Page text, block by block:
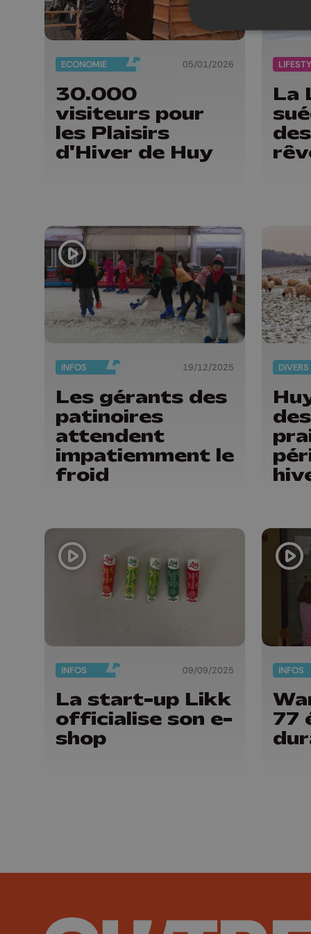
ECONOMIE 05/01/2026
30.000
visiteurs pour
les Plaisirs
d'Hiver de Huy
La
INFOS 19/12/2025
Les gérants des
patinoires
attendent
impatiemment le
froid
DIVERS
INFOS 09/09/2025
La start-up Likk
officialise son e-
shop
INFOS
77